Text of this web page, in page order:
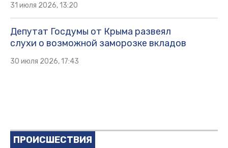
31 июля 2026, 13:20
Депутат Госдумы от Крыма развеял
слухи о возможной заморозке вкладов
30 июля 2026, 17:43
ПРОИСШЕСТВИЯ